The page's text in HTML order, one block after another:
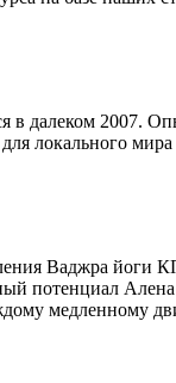
в далеком 2007.
локального мира
Ваджра йоги
потенциал
медленному